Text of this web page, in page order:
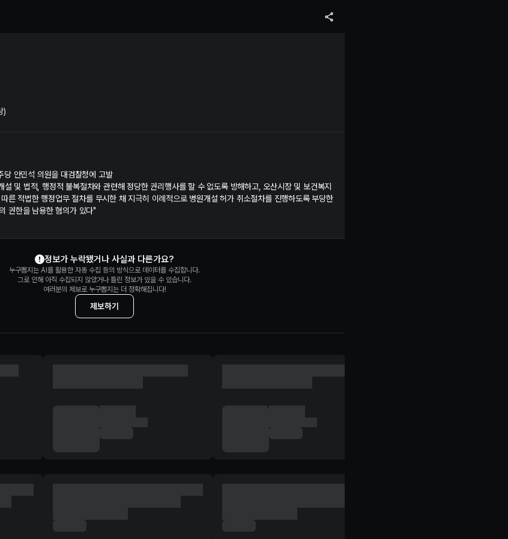
)
당 안민석 의원을 대검찰청에 고발
및 법적, 행정적 불복절차와 관련해 정당한 권리행사를 할 수 없도록 방해하고, 오산시장 및 보건복지
른 적법한 행정업무 절차를 무시한 채 지극히 이례적으로 병원개설 허가 취소절차를 진행하도록 부당한
권한을 남용한 혐의가 있다"
정보가 누락됐거나 사실과 다른가요?
누구뽑지는 AI를 활용한 자동 수집 등의 방식으로 데이터를 수집합니다.
그로 인해 아직 수집되지 않았거나 틀린 정보가 있을 수 있습니다.
여러분의 제보로 누구뽑지는 더 정확해집니다!
제보하기